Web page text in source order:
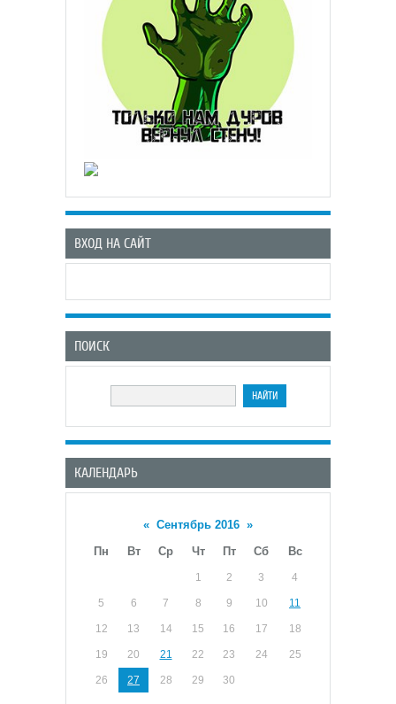
ВХОД НА САЙТ
ПОИСК
КАЛЕНДАРЬ
« Сентябрь 2016 »
Пн
Вт Ср Чт Пт Сб Вс
1 2 3 4
5 6 7 8 9 10 11
12 13 14 15 16 17 18
19 20 21 22 23 24 25
26 27 28 29 30